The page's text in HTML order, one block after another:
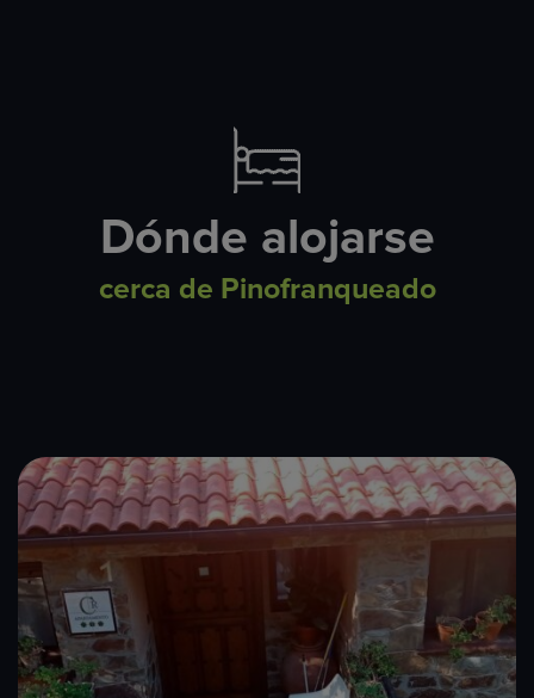
Dónde alojarse
cerca de Pinofranqueado